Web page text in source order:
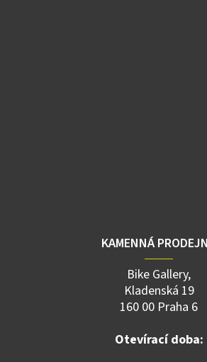
KAMENNÁ
Bike Gallery,
Kladenská 19
160 00 Praha 6
Otevírací doba: